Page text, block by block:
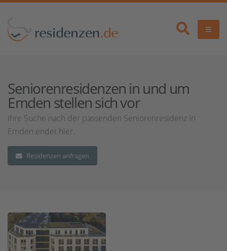
Seniorenresidenzen in und um
Emden stellen sich vor
Ihre Suche nach der passenden Seniorenresidenz in
Emden endet hier.
Residenzen anfragen